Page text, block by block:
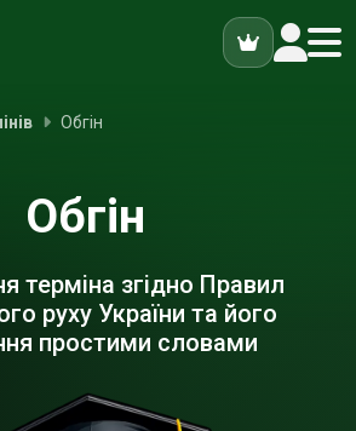
Обгін
Обгін
терміна згідно Правил
руху України та його
простими словами